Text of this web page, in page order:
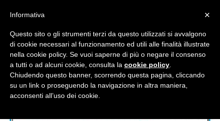
Accedi / Registrati
Contattaci
×
Informativa
Questo sito o gli strumenti terzi da questo utilizzati si avvalgono
di cookie necessari al funzionamento ed utili alle finalità illustrate
nella cookie policy. Se vuoi saperne di più o negare il consenso
a tutti o ad alcuni cookie, consulta la cookie policy
Chiudendo questo banner, scorrendo questa pagina, cliccando
su un link o proseguendo la navigazione in altra maniera,
acconsenti all’uso dei cookie.